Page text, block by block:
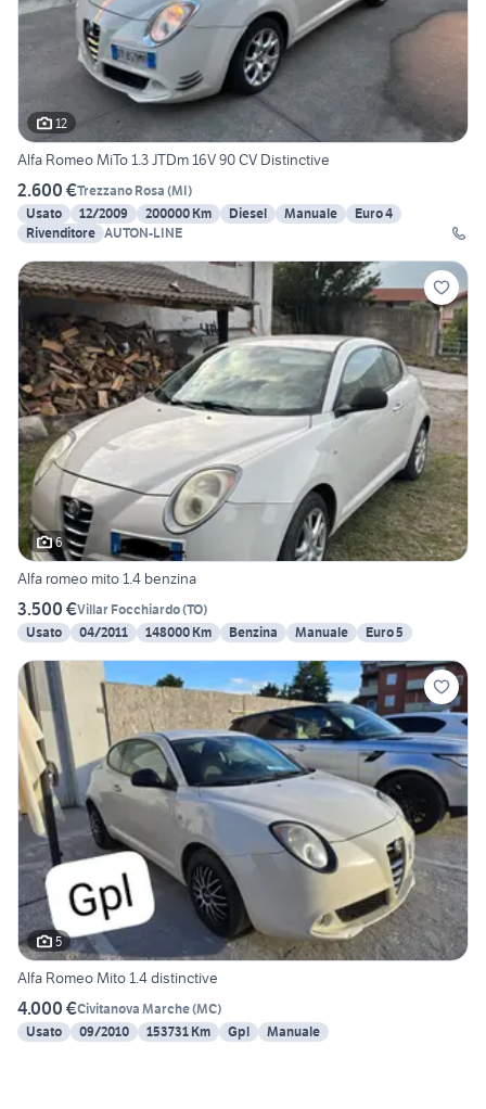
12
Alfa Romeo MiTo 1.3 JTDm 16V 90 CV Distinctive
2.600 €Trezzano Rosa (MI)
Usato
12/2009 200000 Km Diesel Manuale
Euro 4
Rivenditore AUTON-LINE
6
Alfa romeo mito 1.4 benzina
3.500 €Villar Focchiardo(TO)
Usato
04/2011 148000 Km Benzina Manuale Euro 5
5
Alfa Romeo Mito 1.4 distinctive
4.000 €Civitanova Marche(MC)
Usato
09/2010 153731 Km Gpl Manuale